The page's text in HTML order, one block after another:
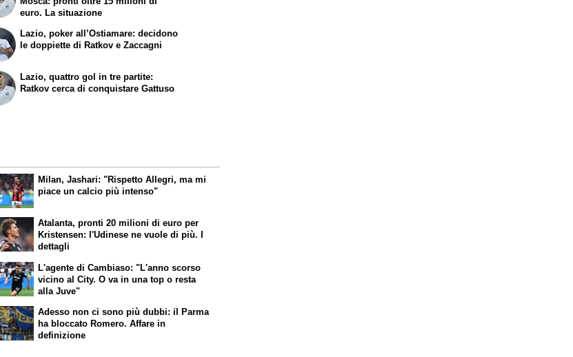
euro. La situazione
Lazio, poker all’Ostiamare: decidono
le doppiette di Ratkov e Zaccagni
Lazio, quattro gol in tre partite:
Ratkov cerca di conquistare Gattuso
Milan, Jashari: "Rispetto Allegri, ma mi
piace un calcio più intenso"
Atalanta, pronti 20 milioni di euro per
Kristensen: l'Udinese ne vuole di più. I
dettagli
L'agente di Cambiaso: "L'anno scorso
vicino al City. O va in una top o resta
alla Juve"
Adesso non ci sono più dubbi: il Parma
ha bloccato Romero. Affare in
definizione